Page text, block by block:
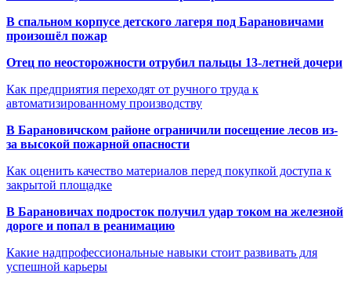
В спальном корпусе детского лагеря под Барановичами
произошёл пожар
Отец по неосторожности отрубил пальцы 13-летней дочери
Как предприятия переходят от ручного труда к
автоматизированному производству
В Барановичском районе ограничили посещение лесов из-
за высокой пожарной опасности
Как оценить качество материалов перед покупкой доступа к
закрытой площадке
В Барановичах подросток получил удар током на железной
дороге и попал в реанимацию
Какие надпрофессиональные навыки стоит развивать для
успешной карьеры